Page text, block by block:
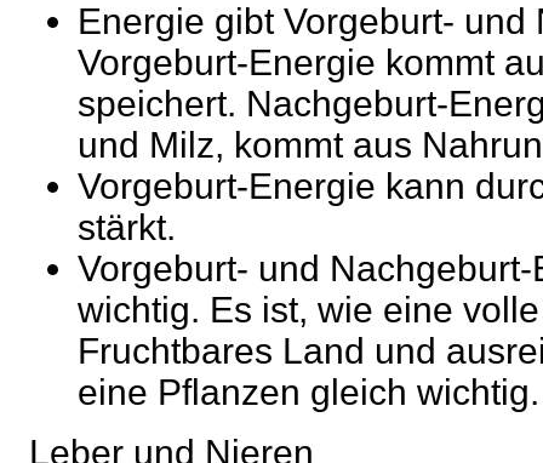
Energie gibt Vorgeburt-
Vorgeburt-Energie kommt
speichert. Nachgeburt-
und Milz, kommt aus
Vorgeburt-Energie kann
stärkt.
Vorgeburt- und
wichtig. Es ist, wie eine
Fruchtbares Land und
eine Pflanzen gleich wichtig.
Leber und Nieren